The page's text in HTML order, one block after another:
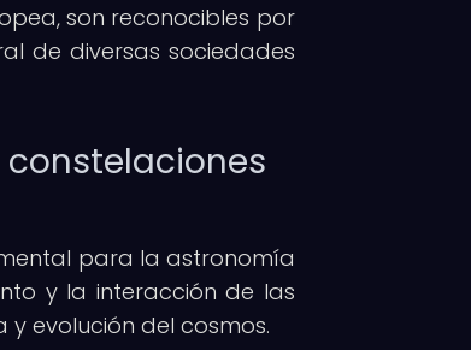
son reconocibles por
de diversas sociedades
para la astronomía
y la interacción de las
evolución del cosmos.